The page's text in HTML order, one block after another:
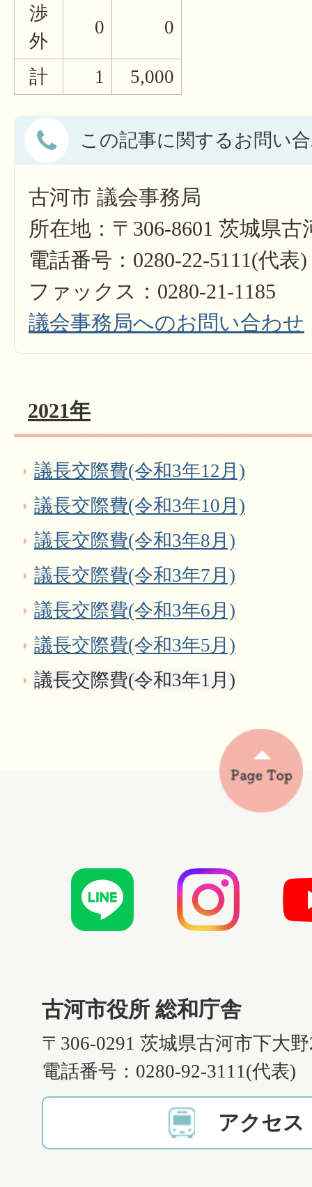
渉
外
0 0
計 1 5,000
この記事に関するお問い
古河市 議会事務局
所在地：〒306-8601 茨城県
電話番号：0280-22-5111(代表)
ファックス：0280-21-1185
議会事務局へのお問い合わせ
2021年
議長交際費(令和3年12月)
議長交際費(令和3年10月)
議長交際費(令和3年8月)
議長交際費(令和3年7月)
議長交際費(令和3年6月)
議長交際費(令和3年5月)
議長交際費(令和3年1月)
古河市役所 総和庁舎
〒306-0291 茨城県古河市下大
電話番号：0280-92-3111(代表)
アクセス